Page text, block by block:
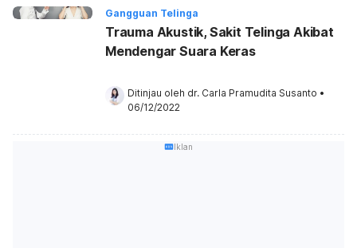
Gangguan Telinga
Trauma Akustik, Sakit Telinga Akibat
Mendengar Suara Keras
Ditinjau oleh dr. Carla Pramudita Susanto •
06/12/2022
Iklan